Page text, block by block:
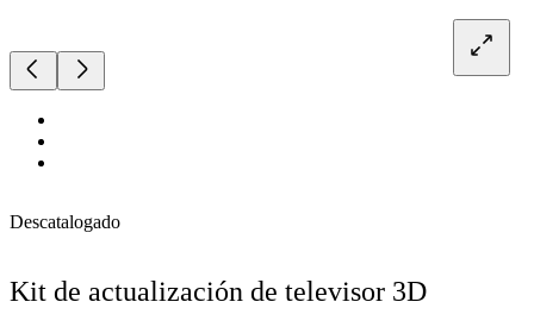
Descatalogado
Kit de actualización de televisor 3D